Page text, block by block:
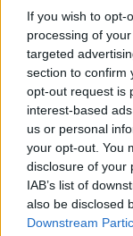
If you wish to opt-
processing of
targeted
section to confirm
opt-out request is
interest-based
us or personal
your opt-out. You
disclosure of your
IAB’s list of
also be disclosed
Downstream
essere un
pop-
moda
bozze